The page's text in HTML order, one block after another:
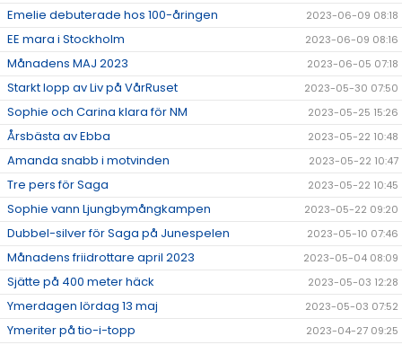
Emelie debuterade hos 100-åringen 2023-06-09 08:18
EE mara i Stockholm 2023-06-09 08:16
Månadens MAJ 2023 2023-06-05 07:18
Starkt lopp av Liv på VårRuset 2023-05-30 07:50
Sophie och Carina klara för NM 2023-05-25 15:26
Årsbästa av Ebba 2023-05-22 10:48
Amanda snabb i motvinden 2023-05-22 10:47
Tre pers för Saga 2023-05-22 10:45
Sophie vann Ljungbymångkampen 2023-05-22 09:20
Dubbel-silver för Saga på Junespelen 2023-05-10 07:46
Månadens friidrottare april 2023 2023-05-04 08:09
Sjätte på 400 meter häck 2023-05-03 12:28
Ymerdagen lördag 13 maj 2023-05-03 07:52
Ymeriter på tio-i-topp 2023-04-27 09:25